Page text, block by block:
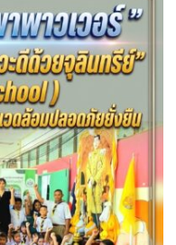
สิง
หา
วัน
รพี“
อุดมคติ
นัก
กฎหมาย
ภาย
ใต้
วิกฤติ
ศรัทธา